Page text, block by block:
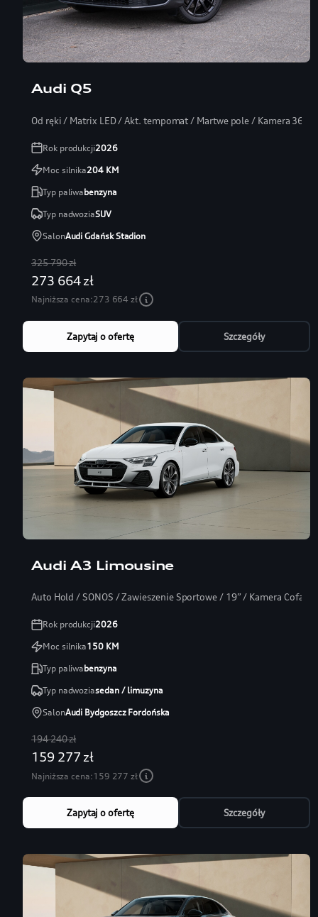
Audi Q5
Od ręki / Matrix LED / Akt. tempomat / Martwe pole / Kamera 360
Rok produkcji2026
Moc silnika204KM
Typ paliwabenzyna
Typ nadwoziaSUV
SalonAudi Gdańsk Stadion
325 790 zł
273 664 zł
Najniższa cena:273 664 zł
Zapytaj o ofertę Szczegóły
Audi A3 Limousine
Auto Hold / SONOS / Zawieszenie Sportowe / 19” / Kamera Cofania
Rok produkcji2026
Moc silnika150KM
Typ paliwabenzyna
Typ nadwoziasedan / limuzyna
SalonAudi Bydgoszcz Fordońska
194 240 zł
159 277 zł
Najniższa cena:159 277 zł
Zapytaj o ofertę Szczegóły